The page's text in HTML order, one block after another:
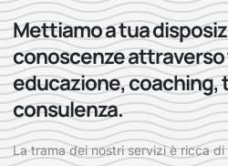
Mettiamo a tua
conoscenze
educazione,
consulenza.
La trama dei nostri servizi è ricca